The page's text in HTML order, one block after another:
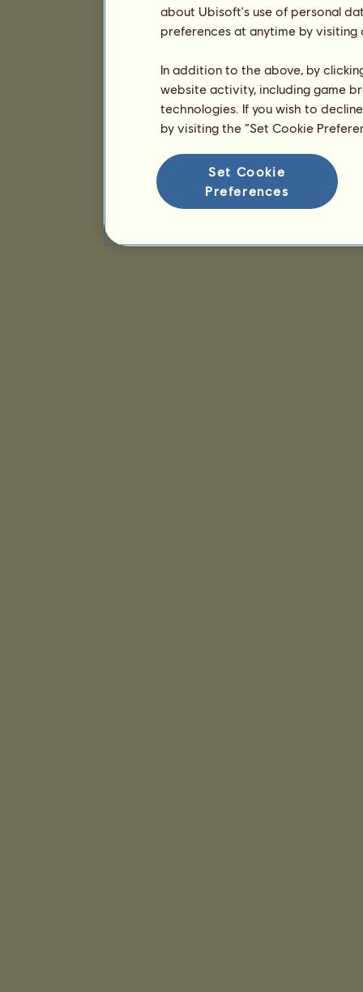
about Ubisoft's use of personal
preferences at anytime by
In addition to the above, by
website activity, including game
technologies. If you wish to
by visiting the “Set Cookie
Set Cookie
Preferences